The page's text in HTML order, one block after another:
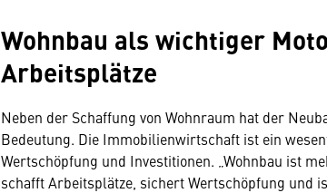
Wohnbau als wichtiger
Arbeitsplätze
Neben der Schaffung von Wohnraum hat der
Bedeutung. Die Immobilienwirtschaft ist ein
Wertschöpfung und Investitionen. „Wohnbau ist
schafft Arbeitsplätze, sichert Wertschöpfung und